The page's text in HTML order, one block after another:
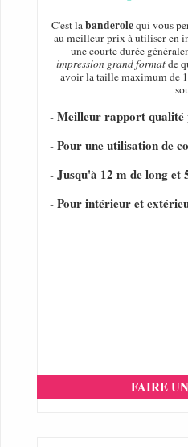
C'est labanderolequi vous
au meilleur prix à utiliser en
une courte durée
impression grand formatde
avoir la taille maximum de
- Meilleur rapport qualité
- Pour une utilisation de
- Jusqu'à 12 m de long et
- Pour intérieur et
FAIRE